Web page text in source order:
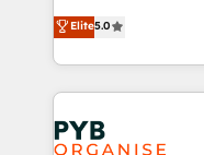
nurturing
Marketing, Sales,
Ongoing
scalable retainers. Let’s make HubSpot your most
powerful growth
drive results.
automation, CRM
paid media, content
search
WordPress development. We work
and growth-led
professional
Elite5.0